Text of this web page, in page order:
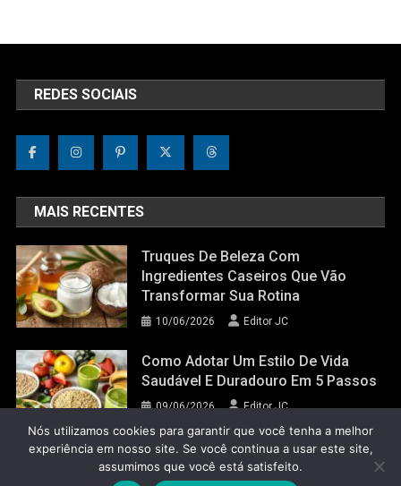
REDES SOCIAIS
MAIS RECENTES
Truques De Beleza Com
Ingredientes Caseiros Que Vão
Transformar Sua Rotina
10/06/2026 Editor JC
Como Adotar Um Estilo De Vida
Saudável E Duradouro Em 5 Passos
09/06/2026 Editor JC
Nós utilizamos cookies para garantir que você tenha a melhor
experiência em nosso site. Se você continua a usar este site,
assumimos que você está satisfeito.